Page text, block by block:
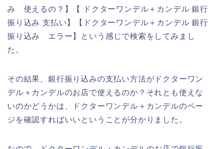
み 使えるの？】【 ドクターワンデル＋カンデル 銀行
振り込み 支払い】【ドクターワンデル＋カンデル 銀行
振り込み エラー】という感じで検索をしてみまし
た。
その結果、銀行振り込みの支払い方法がドクターワン
デル＋カンデルのお店で使えるのか？それとも使えな
いのかどうかは、ドクターワンデル＋カンデルのペー
ジを確認すればいいということが分かりました。